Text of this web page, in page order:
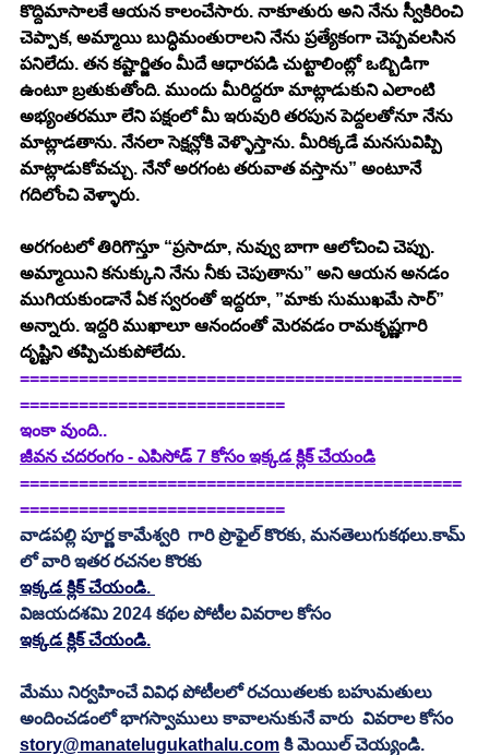
కొద్దిమాసాలకే ఆయన కాలంచేసారు. నాకూతురు అని నేను స్వీకిరించి
చెప్పాక, అమ్మాయి బుద్ధిమంతురాలని నేను ప్రత్యేకంగా చెప్పవలసిన
పనిలేదు. తన కష్టార్జితం మీదే ఆధారపడి చుట్టాలింట్లో ఒబ్బిడిగా
ఉంటూ బ్రతుకుతోంది. ముందు మీరిద్దరూ మాట్లాడుకుని ఎలాంటి
అభ్యంతరమూ లేని పక్షంలో మీ ఇరువురి తరపున పెద్దలతోనూ నేను
మాట్లాడతాను. నేనలా సెక్షన్లోకి వెళ్ళొస్తాను. మీరిక్కడే మనసువిప్పి
మాట్లాడుకోవచ్చు. నేనో అరగంట తరువాత వస్తాను” అంటూనే
గదిలోంచి వెళ్ళారు.
అరగంటలో తిరిగొస్తూ “ప్రసాదూ, నువ్వు బాగా ఆలోచించి చెప్పు.
అమ్మాయిని కనుక్కుని నేను నీకు చెపుతాను” అని ఆయన అనడం
ముగియకుండానే ఏక స్వరంతో ఇద్దరూ, ”మాకు సుముఖమే సార్”
అన్నారు. ఇద్దరి ముఖాలూ ఆనందంతో మెరవడం రామకృష్ణగారి
దృష్టిని తప్పిచుకుపోలేదు.
=============================================
===========================
ఇంకా వుంది..
జీవన చదరంగం - ఎపిసోడ్ 7 కోసం ఇక్కడ క్లిక్ చేయండి
=============================================
===========================
వాడపల్లి పూర్ణ కామేశ్వరి  గారి ప్రొఫైల్ కొరకు, మనతెలుగుకథలు.కామ్
లో వారి ఇతర రచనల కొరకు
ఇక్కడ క్లిక్ చేయండి.
విజయదశమి 2024 కథల పోటీల వివరాల కోసం
ఇక్కడ క్లిక్ చేయండి.
మేము నిర్వహించే వివిధ పోటీలలో రచయితలకు బహుమతులు
అందించడంలో భాగస్వాములు కావాలనుకునే వారు  వివరాల కోసం
story@manatelugukathalu.com కి మెయిల్ చెయ్యండి.